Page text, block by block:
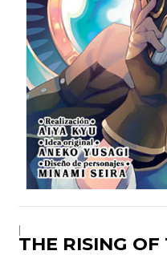
|
THE RISING OF